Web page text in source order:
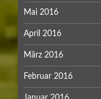
Mai 2016
April 2016
März 2016
Februar 2016